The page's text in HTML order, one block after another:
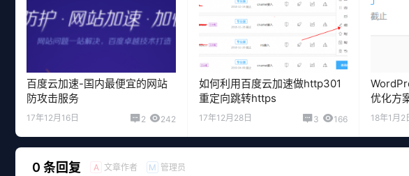
百度云加速-国内最便宜的网站
防攻击服务
17年12月16日 2 242
如何利用百度云加速做http301
重定向跳转https
17年12月28日 3 166
优化方
18年1月2
0 条回复 A 文章作者 M 管理员